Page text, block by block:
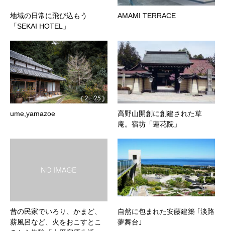
地域の日常に飛び込もう
「SEKAI HOTEL」
AMAMI TERRACE
ume,yamazoe
高野山開創に創建された草
庵。宿坊「蓮花院」
昔の民家でいろり、かまど、
薪風呂など、火をおこすとこ
自然に包まれた安藤建築 ｢淡路
夢舞台｣